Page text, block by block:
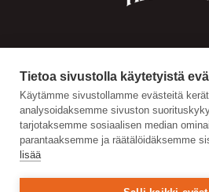
Tietoa sivustolla käytetyistä
Käytämme sivustollamme evästeitä
analysoidaksemme sivuston
tarjotaksemme sosiaalisen median
parantaaksemme ja räätälöidäksemme
lisää